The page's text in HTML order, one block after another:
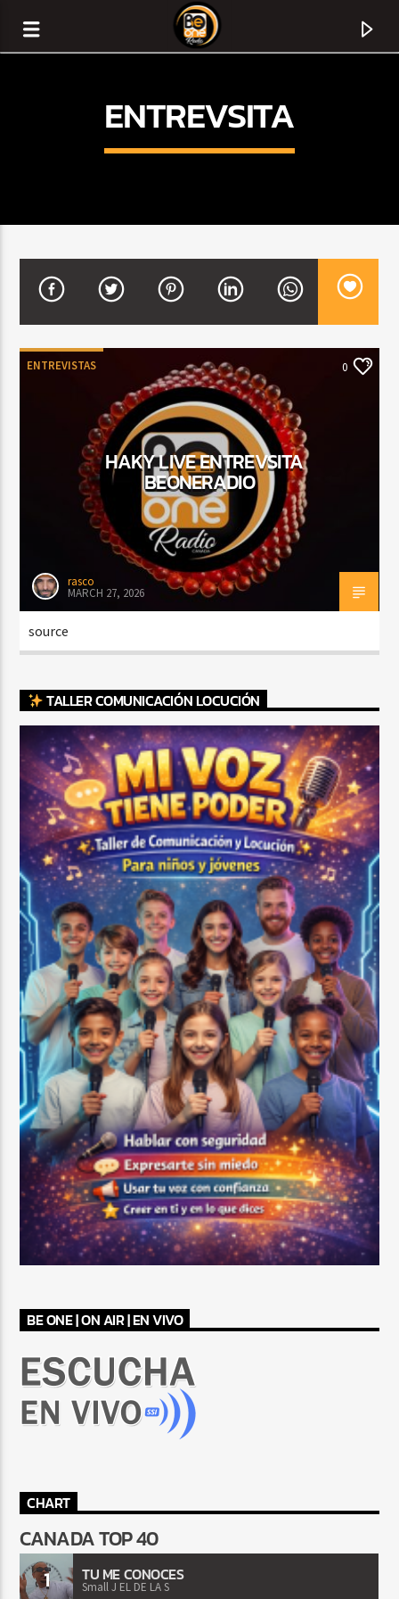
TITLE
CURRENT SHOW
DJ MIX
2:00 AM
Beone Radio
ENTREVSITA
ENTREVISTAS 0
HAKY LIVE ENTREVSITA
BEONERADIO
rasco
MARCH 27, 2026
source
TALLER COMUNICACIÓN LOCUCIÓN
BE ONE | ON AIR | EN VIVO
CHART
CANADA TOP 40
1 TU ME CONOCES
Small J EL DE LA S